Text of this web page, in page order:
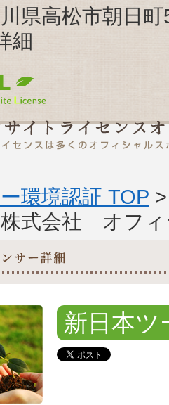
県高松市朝日
細
環境認証 TOP
式会社 オフ
新日本ツ